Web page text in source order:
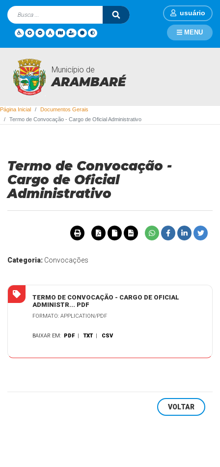
usuário
Município de
ARAMBARÉ
MENU
Documentos Gerais
Página Inicial
Documentos Gerais
Termo de Convocação - Cargo de Oficial Administrativo
Termo de Convocação -
Cargo de Oficial
Administrativo
Categoria: Convocações
TERMO DE CONVOCAÇÃO - CARGO DE OFICIAL
ADMINISTR... PDF
FORMATO: APPLICATION/PDF
BAIXAR EM: PDF |TXT | CSV
VOLTAR